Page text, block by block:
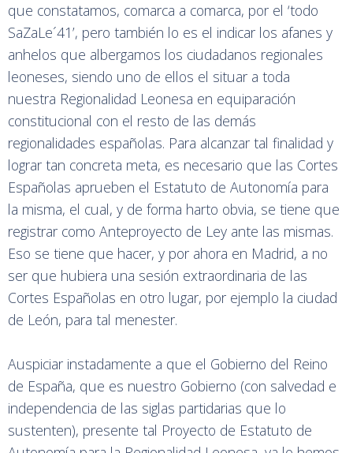
que constatamos, comarca a comarca, por el ‘todo
SaZaLe´41’, pero también lo es el indicar los afanes y
anhelos que albergamos los ciudadanos regionales
leoneses, siendo uno de ellos el situar a toda
nuestra Regionalidad Leonesa en equiparación
constitucional con el resto de las demás
regionalidades españolas. Para alcanzar tal finalidad y
lograr tan concreta meta, es necesario que las Cortes
Españolas aprueben el Estatuto de Autonomía para
la misma, el cual, y de forma harto obvia, se tiene que
registrar como Anteproyecto de Ley ante las mismas.
Eso se tiene que hacer, y por ahora en Madrid, a no
ser que hubiera una sesión extraordinaria de las
Cortes Españolas en otro lugar, por ejemplo la ciudad
de León, para tal menester.
Auspiciar instadamente a que el Gobierno del Reino
de España, que es nuestro Gobierno (con salvedad e
independencia de las siglas partidarias que lo
sustenten), presente tal Proyecto de Estatuto de